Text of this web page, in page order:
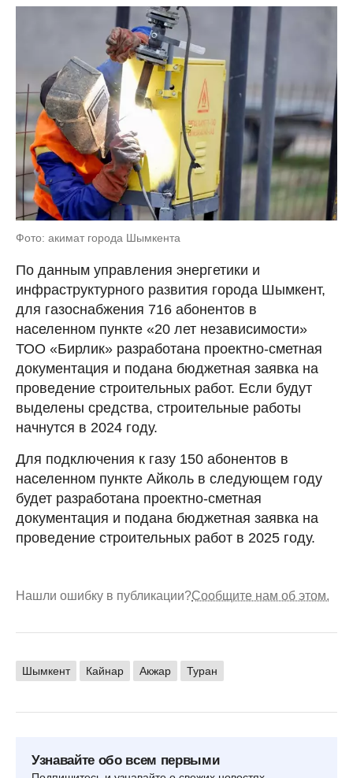
Фото: акимат города Шымкента
По данным управления энергетики и
инфраструктурного развития города Шымкент,
для газоснабжения 716 абонентов в
населенном пункте «20 лет независимости»
ТОО «Бирлик» разработана проектно-сметная
документация и подана бюджетная заявка на
проведение строительных работ. Если будут
выделены средства, строительные работы
начнутся в 2024 году.
Для подключения к газу 150 абонентов в
населенном пункте Айколь в следующем году
будет разработана проектно-сметная
документация и подана бюджетная заявка на
проведение строительных работ в 2025 году.
Нашли ошибку в публикации?Сообщите нам об этом.
Шымкент Кайнар Акжар Туран
Узнавайте обо всем первыми